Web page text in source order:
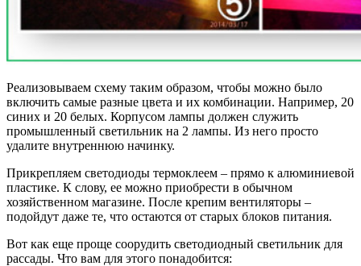
Реализовываем схему таким образом, чтобы можно было
включить самые разные цвета и их комбинации. Например, 20
синих и 20 белых. Корпусом лампы должен служить
промышленный светильник на 2 лампы. Из него просто
удалите внутреннюю начинку.
Прикрепляем светодиоды термоклеем – прямо к алюминиевой
пластике. К слову, ее можно приобрести в обычном
хозяйственном магазине. После крепим вентиляторы –
подойдут даже те, что остаются от старых блоков питания.
Вот как еще проще соорудить светодиодный светильник для
рассады. Что вам для этого понадобится: